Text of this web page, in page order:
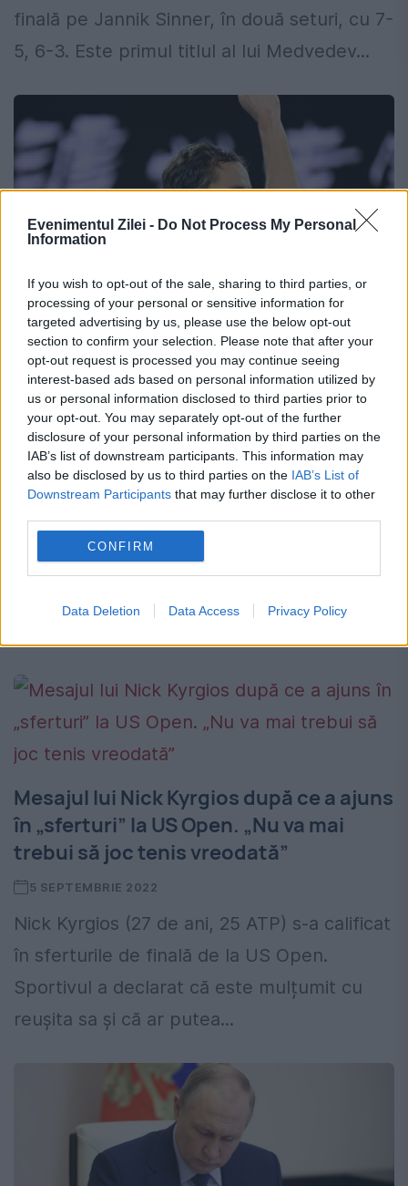
Evenimentul Zilei - Do Not Process My Personal
Information
If you wish to opt-out of the sale, sharing to third parties, or
processing of your personal or sensitive information for
targeted advertising by us, please use the below opt-out
section to confirm your selection. Please note that after your
opt-out request is processed you may continue seeing
interest-based ads based on personal information utilized by
us or personal information disclosed to third parties prior to
your opt-out. You may separately opt-out of the further
disclosure of your personal information by third parties on the
IAB’s list of downstream participants. This information may
also be disclosed by us to third parties on the IAB’s List of
Downstream Participants that may further disclose it to other
CONFIRM
Data Deletion Data Access Privacy Policy
finală pe Jannik Sinner, în două seturi, cu 7-
5, 6-3. Este primul titlul al lui Medvedev...
Daniil Medvedev și-a pierdut cumpătul
pe teren. I-a numit pe francezi
nespălați, maimuțoi și și-a aruncat
racheta
23 SEPTEMBRIE 2022
Tenismenul rus de tenis a fost din nou
implicat într-o controversă extrasportivă și
a dat dovadă de un comportament
scandalos. Dani Medvedev se află din nou
Mesajul lui Nick Kyrgios după ce a ajuns
în „sferturi” la US Open. „Nu va mai
trebui să joc tenis vreodată”
5 SEPTEMBRIE 2022
Nick Kyrgios (27 de ani, 25 ATP) s-a calificat
în sferturile de finală de la US Open.
Sportivul a declarat că este mulțumit cu
reușita sa și că ar putea...